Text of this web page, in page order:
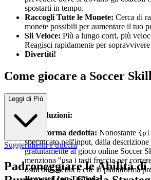
spostarti in tempo.
Raccogli Tutte le Monete: Cerca di
monete possibili per aumentare il tuo
Sii Veloce: Più a lungo corri, più
Reagisci rapidamente per
Divertiti!
Come giocare a Soccer
/h2>
Analisi e deduzioni:
Piattaforma dedotta: Nonostante
specificato nell'input, dalla
gratuitamente al gioco online Soccer
menziona "usa i tasti freccia per
ostacoli", deduco che la piattaforma
Leggi di Più
Suggerimenti e trucchi
Padroneggiare le Abilità di